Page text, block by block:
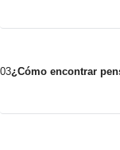
03¿Cómo encontrar